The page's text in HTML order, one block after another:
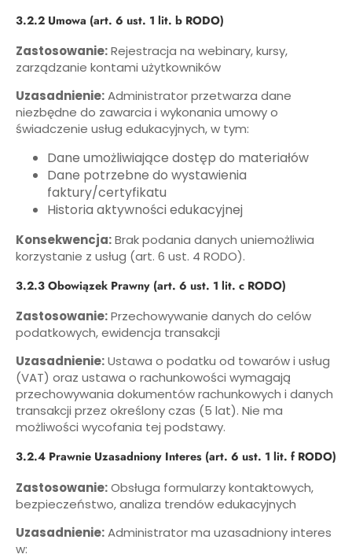
3.2.2 Umowa (art. 6 ust. 1 lit. b RODO)
Zastosowanie:Rejestracja na webinary, kursy,
zarządzanie kontami użytkowników
Uzasadnienie:Administrator przetwarza dane
niezbędne do zawarcia i wykonania umowy o
świadczenie usług edukacyjnych, w tym:
Dane umożliwiające dostęp do materiałów
Dane potrzebne do wystawienia
faktury/certyfikatu
Historia aktywności edukacyjnej
Konsekwencja:Brak podania danych uniemożliwia
korzystanie z usług (art. 6 ust. 4 RODO).
3.2.3 Obowiązek Prawny (art. 6 ust. 1 lit. c RODO)
Zastosowanie:Przechowywanie danych do celów
podatkowych, ewidencja transakcji
Uzasadnienie:Ustawa o podatku od towarów i usług
(VAT) oraz ustawa o rachunkowości wymagają
przechowywania dokumentów rachunkowych i danych
transakcji przez określony czas (5 lat). Nie ma
możliwości wycofania tej podstawy.
3.2.4 Prawnie Uzasadniony Interes (art. 6 ust. 1 lit. f RODO)
Zastosowanie:Obsługa formularzy kontaktowych,
bezpieczeństwo, analiza trendów edukacyjnych
Uzasadnienie:Administrator ma uzasadniony interes
w: